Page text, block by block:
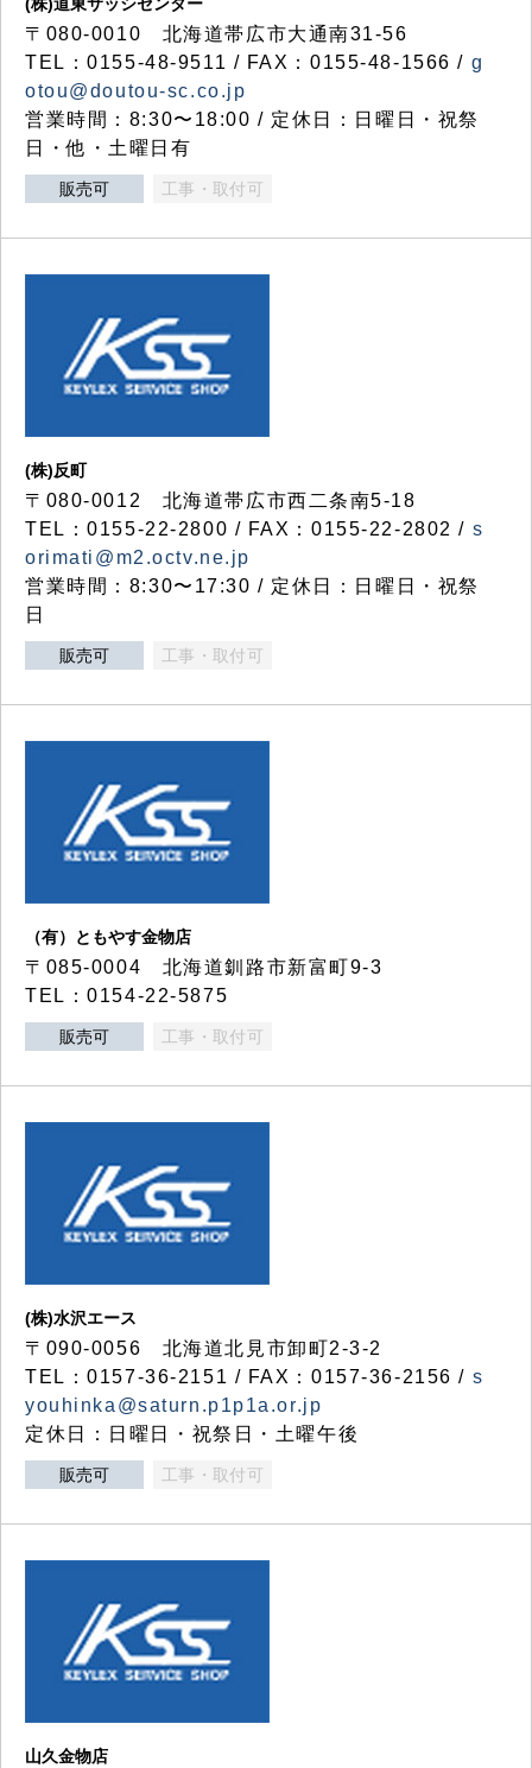
〒080-0010 北海道帯広市大通南31-56
TEL：0155-48-9511 / FAX：0155-48-1566 / g
otou@doutou-sc.co.jp
営業時間：8:30〜18:00 / 定休日：日曜日・祝祭
日・他・土曜日有
販売可 工事・取付可
(株)反町
〒080-0012 北海道帯広市西二条南5-18
TEL：0155-22-2800 / FAX：0155-22-2802 / s
orimati@m2.octv.ne.jp
営業時間：8:30〜17:30 / 定休日：日曜日・祝祭
日
販売可 工事・取付可
（有）ともやす金物店
〒085-0004 北海道釧路市新富町9-3
TEL：0154-22-5875
販売可 工事・取付可
(株)水沢エース
〒090-0056 北海道北見市卸町2-3-2
TEL：0157-36-2151 / FAX：0157-36-2156 / s
youhinka@saturn.p1p1a.or.jp
定休日：日曜日・祝祭日・土曜午後
販売可 工事・取付可
山久金物店